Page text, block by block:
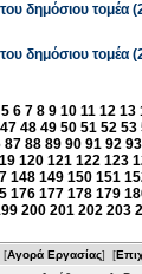
δημόσιου τομέα
δημόσιου τομέα
5 6 7 8 9 10 11 12 13
47 48 49 50 51 52 53
87 88 89 90 91 92 93
120 121 122 123
148 149 150 151
176 177 178 179
200 201 202 203
[Αγορά Εργασίας] [